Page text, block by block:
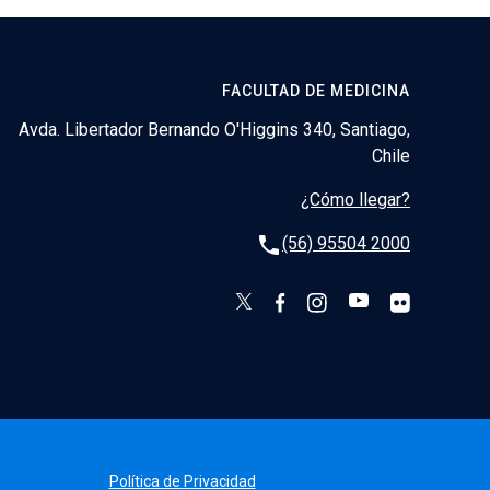
FACULTAD DE MEDICINA
Avda. Libertador Bernando O'Higgins 340, Santiago,
Chile
¿Cómo llegar?
phone(56) 95504 2000
Política de Privacidad